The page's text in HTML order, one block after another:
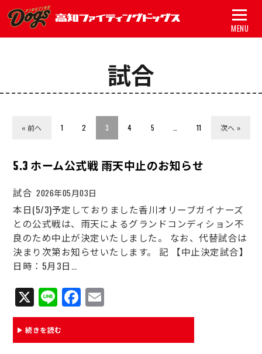
試合
« 前へ 1 2 3 4 5 11 次へ »
5.3 ホーム公式戦 雨天中止のお知らせ
試合 2026年05月03日
本日(5/3)予定しておりました香川オリーブガイナーズ
との公式戦は、雨天によるグランドコンディション不
良のため中止が決定いたしました。 なお、代替試合は
決まり次第お知らせいたします。 記 【中止決定試合】
日時：5月3日…
X Li
ne
Fa
ce m
続きを読む
MENU
試合
スポンサー
アカデミー
初心者ガイド
新着情報